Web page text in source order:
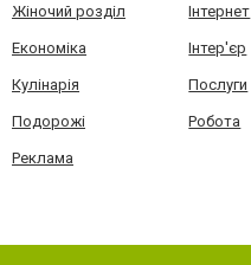
Жіночий розділ Інтернет
Економіка Інтер'єр
Кулінарія Послуги
Подорожі Робота
Реклама